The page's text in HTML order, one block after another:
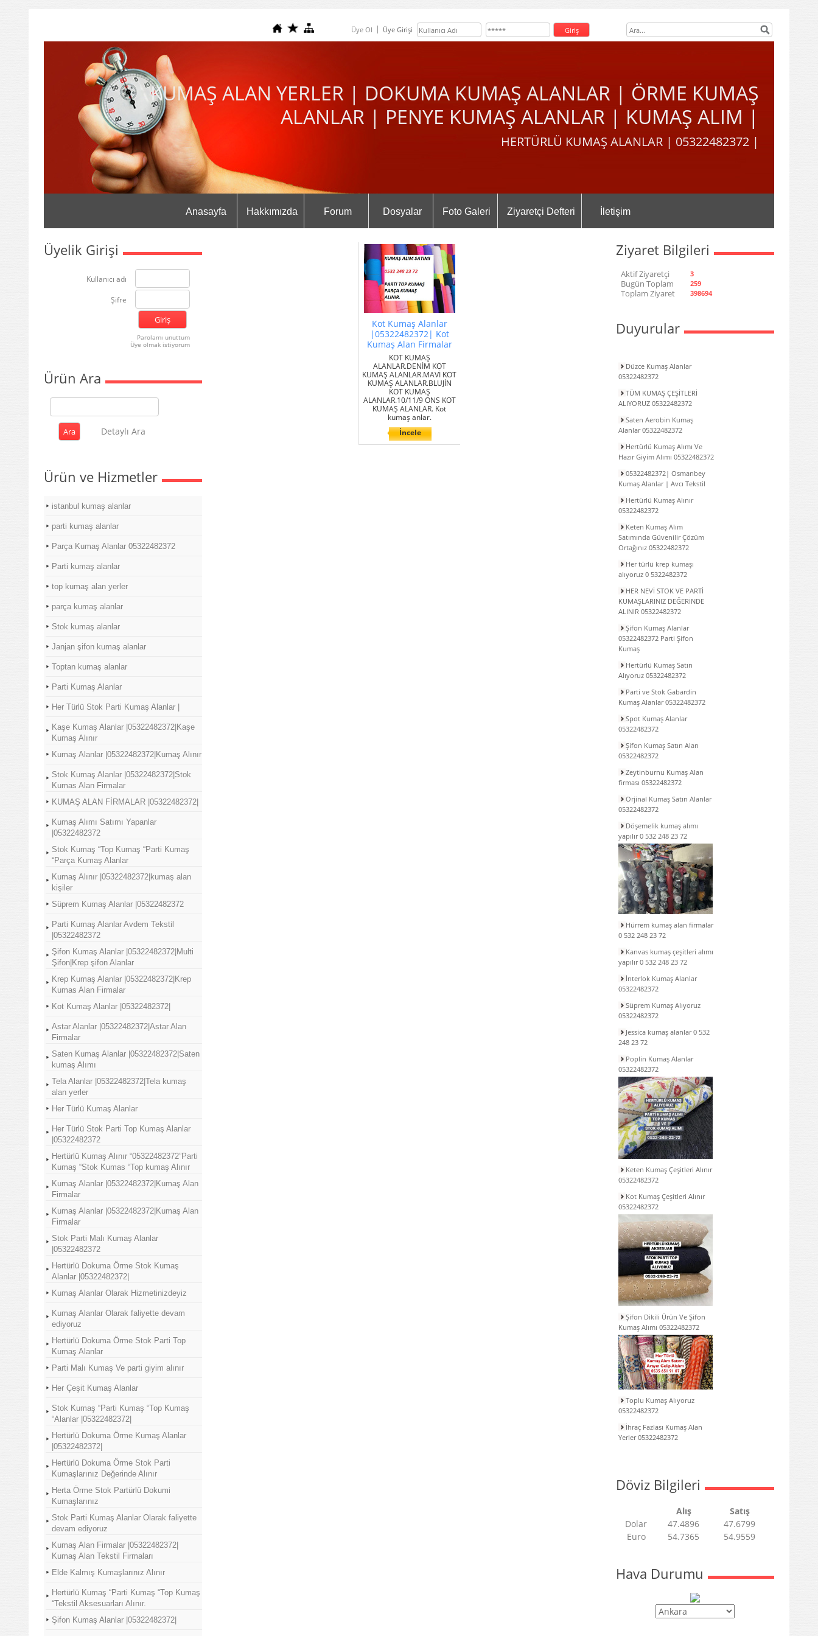
Üye Ol Üye Girişi
KUMAŞ ALAN YERLER | DOKUMA KUMAŞ ALANLAR | ÖRME KUMAŞ
ALANLAR | PENYE KUMAŞ ALANLAR | KUMAŞ ALIM |
HERTÜRLÜ KUMAŞ ALANLAR | 05322482372 |
Anasayfa Hakkımızda Forum Dosyalar Foto Galeri Ziyaretçi Defteri İletişim
Üyelik Girişi
Kullanıcı adı
Şifre
Parolamı unuttum
Üye olmak istiyorum
Ürün Ara
Detaylı Ara
Ürün ve Hizmetler
istanbul kumaş alanlar
parti kumaş alanlar
Parça Kumaş Alanlar 05322482372
Parti kumaş alanlar
top kumaş alan yerler
parça kumaş alanlar
Stok kumaş alanlar
Janjan şifon kumaş alanlar
Toptan kumaş alanlar
Parti Kumaş Alanlar
Her Türlü Stok Parti Kumaş Alanlar |
Kaşe Kumaş Alanlar |05322482372|Kaşe
Kumaş Alınır
Kumaş Alanlar |05322482372|Kumaş Alınır
Stok Kumaş Alanlar |05322482372|Stok
Kumas Alan Firmalar
KUMAŞ ALAN FİRMALAR |05322482372|
Kumaş Alımı Satımı Yapanlar
|05322482372
Stok Kumaş “Top Kumaş “Parti Kumaş
“Parça Kumaş Alanlar
Kumaş Alınır |05322482372|kumaş alan
kişiler
Süprem Kumaş Alanlar |05322482372
Parti Kumaş Alanlar Avdem Tekstil
|05322482372
Şifon Kumaş Alanlar |05322482372|Multi
Şifon|Krep şifon Alanlar
Krep Kumaş Alanlar |05322482372|Krep
Kumas Alan Firmalar
Kot Kumaş Alanlar |05322482372|
Astar Alanlar |05322482372|Astar Alan
Firmalar
Saten Kumaş Alanlar |05322482372|Saten
kumaş Alımı
Tela Alanlar |05322482372|Tela kumaş
alan yerler
Her Türlü Kumaş Alanlar
Her Türlü Stok Parti Top Kumaş Alanlar
|05322482372
Hertürlü Kumaş Alınır “05322482372”Parti
Kumaş “Stok Kumas “Top kumaş Alınır
Kumaş Alanlar |05322482372|Kumaş Alan
Firmalar
Kumaş Alanlar |05322482372|Kumaş Alan
Firmalar
Stok Parti Malı Kumaş Alanlar
|05322482372
Hertürlü Dokuma Örme Stok Kumaş
Alanlar |05322482372|
Kumaş Alanlar Olarak Hizmetinizdeyiz
Kumaş Alanlar Olarak faliyette devam
ediyoruz
Hertürlü Dokuma Örme Stok Parti Top
Kumaş Alanlar
Parti Malı Kumaş Ve parti giyim alınır
Her Çeşit Kumaş Alanlar
Stok Kumaş “Parti Kumaş “Top Kumaş
“Alanlar |05322482372|
Hertürlü Dokuma Örme Kumaş Alanlar
|05322482372|
Hertürlü Dokuma Örme Stok Parti
Kumaşlarınız Değerinde Alınır
Herta Örme Stok Partürlü Dokumi
Kumaşlarınız
Stok Parti Kumaş Alanlar Olarak faliyette
devam ediyoruz
Kumaş Alan Firmalar |05322482372|
Kumaş Alan Tekstil Firmaları
Elde Kalmış Kumaşlarınız Alınır
Hertürlü Kumaş “Parti Kumaş “Top Kumaş
“Tekstil Aksesuarları Alınır.
Şifon Kumaş Alanlar |05322482372|
Kot Kumaş Alanlar
|05322482372| Kot
Kumaş Alan Firmalar
KOT KUMAŞ
ALANLAR.DENİM KOT
KUMAŞ ALANLAR.MAVİ KOT
KUMAŞ ALANLAR.BLUJİN
KOT KUMAŞ
ALANLAR.10/11/9 ONS KOT
KUMAŞ ALANLAR. Kot
kumaş anlar.
İncele
Ziyaret Bilgileri
Aktif Ziyaretçi 3
Bugün Toplam 259
Toplam Ziyaret 398694
Duyurular
Düzce Kumaş Alanlar
05322482372
TÜM KUMAŞ ÇEŞİTLERİ
ALIYORUZ 05322482372
Saten Aerobin Kumaş
Alanlar 05322482372
Hertürlü Kumaş Alımı Ve
Hazır Giyim Alımı 05322482372
05322482372| Osmanbey
Kumaş Alanlar | Avcı Tekstil
Hertürlü Kumaş Alınır
05322482372
Keten Kumaş Alım
Satımında Güvenilir Çözüm
Ortağınız 05322482372
Her türlü krep kumaşı
alıyoruz 0 5322482372
HER NEVİ STOK VE PARTİ
KUMAŞLARINIZ DEĞERİNDE
ALINIR 05322482372
Şifon Kumaş Alanlar
05322482372 Parti Şifon
Kumaş
Hertürlü Kumaş Satın
Alıyoruz 05322482372
Parti ve Stok Gabardin
Kumaş Alanlar 05322482372
Spot Kumaş Alanlar
05322482372
Şifon Kumaş Satın Alan
05322482372
Zeytinburnu Kumaş Alan
firması 05322482372
Orjinal Kumaş Satın Alanlar
05322482372
Döşemelik kumaş alımı
yapılır 0 532 248 23 72
Hürrem kumaş alan firmalar
0 532 248 23 72
Kanvas kumaş çeşitleri alımı
yapılır 0 532 248 23 72
İnterlok Kumaş Alanlar
05322482372
Süprem Kumaş Alıyoruz
05322482372
Jessica kumaş alanlar 0 532
248 23 72
Poplin Kumaş Alanlar
05322482372
Keten Kumaş Çeşitleri Alınır
05322482372
Kot Kumaş Çeşitleri Alınır
05322482372
Şifon Dikili Ürün Ve Şifon
Kumaş Alımı 05322482372
Toplu Kumaş Alıyoruz
05322482372
İhraç Fazlası Kumaş Alan
Yerler 05322482372
Döviz Bilgileri
Alış
Satış
Dolar
47.4896
47.6799
Euro
54.7365 54.9559
Hava Durumu